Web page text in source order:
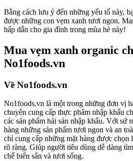
Bằng cách lưu ý đến những yếu tố này,
được những con vẹm xanh tươi ngon.
hấp dẫn cho gia đình trong mùa hè này!
Mua vẹm xanh organic
No1foods.vn
Về No1foods.vn
No1foods.vn là một trong những đơn vị
chuyên cung cấp thực phẩm nhập khẩu
các sản phẩm hải sản nhập khẩu. Với sứ
hàng những sản phẩm tươi ngon và an
chỉ cung cấp những mặt hàng được chọn
rõ ràng. Giúp người tiêu dùng dễ dàng
chế biến sẵn và tươi sống.